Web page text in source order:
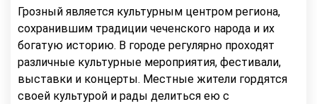
Грозный является культурным центром региона,
сохранившим традиции чеченского народа и их
богатую историю. В городе регулярно проходят
различные культурные мероприятия, фестивали,
выставки и концерты. Местные жители гордятся
своей культурой и рады делиться ею с